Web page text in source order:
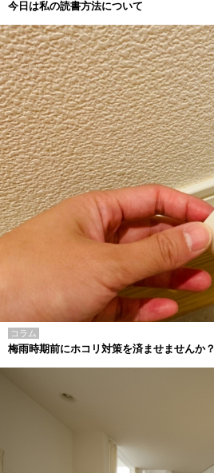
今日は私の読書方法について
コラム
梅雨時期前にホコリ対策を済ませませんか？